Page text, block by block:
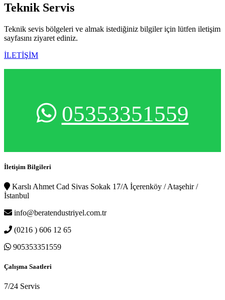
Teknik Servis
Teknik sevis bölgeleri ve almak istediğiniz bilgiler için lütfen iletişim
sayfasını ziyaret ediniz.
İLETİŞİM
05353351559
İletişim Bilgileri
Karslı Ahmet Cad Sivas Sokak 17/A İçerenköy / Ataşehir /
İstanbul
info@beratendustriyel.com.tr
(0216 ) 606 12 65
905353351559
Çalışma Saatleri
7/24 Servis